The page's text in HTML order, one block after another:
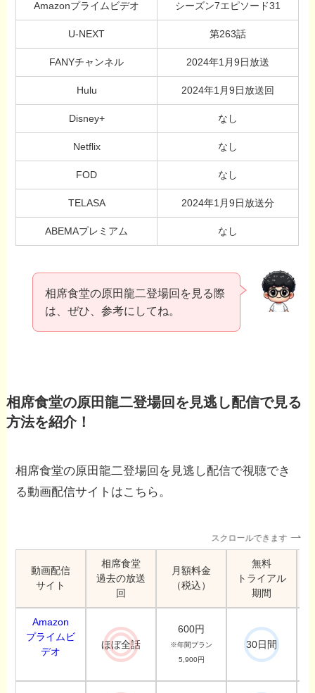
Amazonプライムビデオ シーズン7エピソード31
U-NEXT 第263話
FANYチャンネル 2024年1月9日放送
Hulu 2024年1月9日放送回
Disney+ なし
Netflix なし
FOD なし
TELASA 2024年1月9日放送分
ABEMAプレミアム なし
相席食堂の原田龍二登場回を見る際
は、ぜひ、参考にしてね。
相席食堂の原田龍二登場回を見逃し配信で見る
方法を紹介！
相席食堂の原田龍二登場回を見逃し配信で視聴でき
る動画配信サイトはこちら。
スクロールできます
動画配信
サイト
相席食堂
過去の放送
回
月額料金
（税込）
無料
トライアル
期間
Amazon
プライムビ
デオ
ほぼ全話
600円
※年間プラン
5,900円
30日間